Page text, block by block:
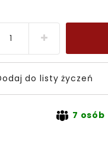
do listy życzeń
7 osób